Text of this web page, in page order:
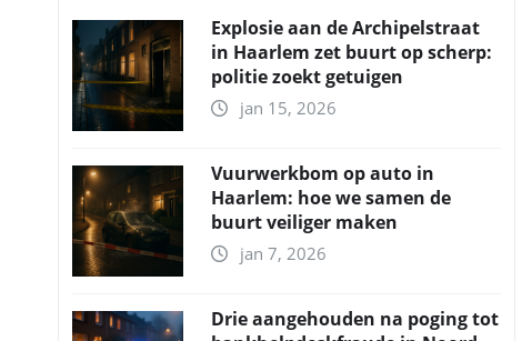
Explosie aan de Archipelstraat
in Haarlem zet buurt op scherp:
politie zoekt getuigen
jan 15, 2026
Vuurwerkbom op auto in
Haarlem: hoe we samen de
buurt veiliger maken
jan 7, 2026
Drie aangehouden na poging tot